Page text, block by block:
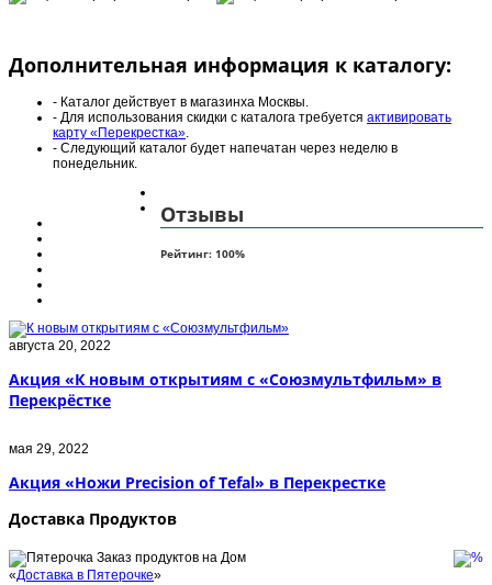
Дополнительная информация к каталогу:
- Каталог действует в магазинха Москвы.
- Для использования скидки с каталога требуется активировать
карту «Перекрестка».
- Следующий каталог будет напечатан через неделю в
понедельник.
Отзывы
Рейтинг:100%
августа 20, 2022
Акция «К новым открытиям с «Союзмультфильм» в
Перекрёстке
мая 29, 2022
Акция «Ножи Precision of Tefal» в Перекрестке
Доставка Продуктов
Заказ продуктов на Дом
«Доставка в Пятерочке»